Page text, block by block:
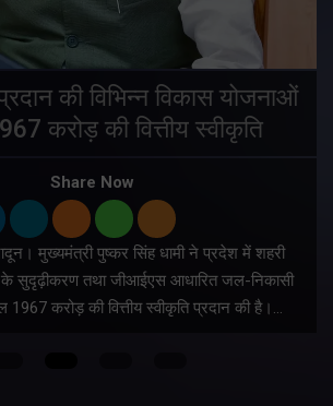
की विभिन्न विकास योजनाओं
करोड़ की वित्तीय स्वीकृति
Share Now
मुख्यमंत्री पुष्कर सिंह धामी ने प्रदेश में शहरी
सुदृढ़ीकरण तथा जीआईएस आधारित जल-निकासी
करोड़ की वित्तीय स्वीकृति प्रदान की है।…